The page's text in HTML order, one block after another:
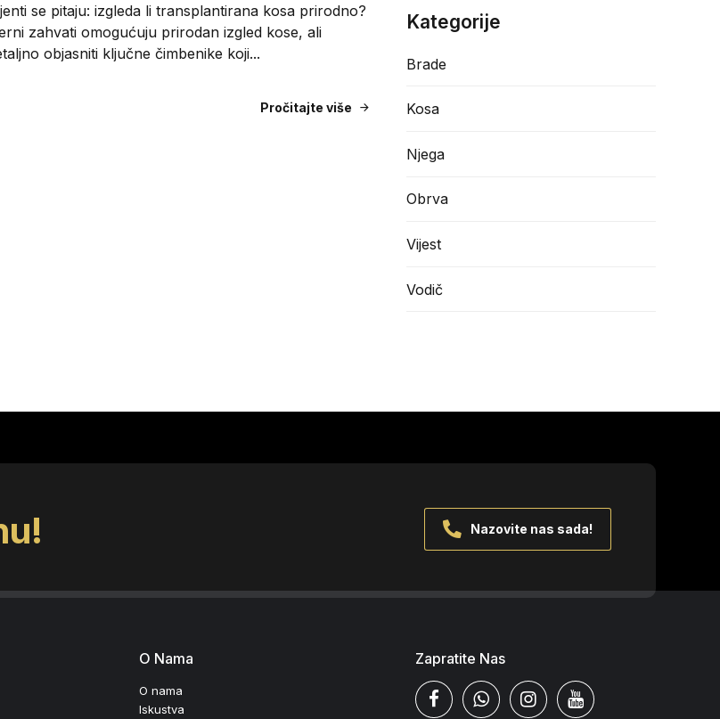
se pitaju: izgleda li transplantirana kosa prirodno?
zahvati omogućuju prirodan izgled kose, ali
objasniti ključne čimbenike koji...
Pročitajte više
Kategorije
Brade
Kosa
Njega
Obrva
Vijest
Vodič
Nazovite nas sada!
O Nama
O nama
Iskustva
Zapratite Nas